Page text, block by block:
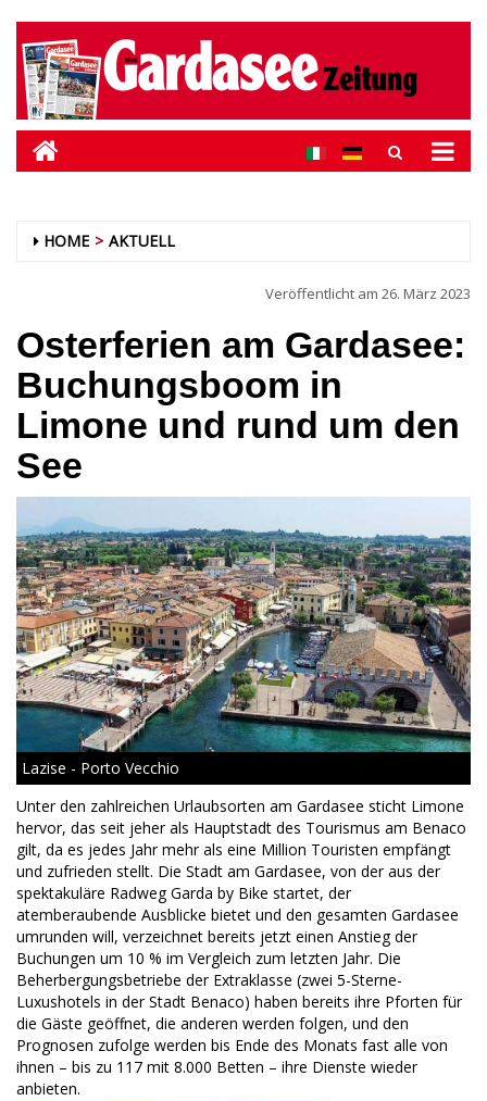
HOME AKTUELL
Veröffentlicht am 26. März 2023
Osterferien am Gardasee:
Buchungsboom in
Limone und rund um den
See
Lazise - Porto Vecchio
Unter den zahlreichen Urlaubsorten am Gardasee sticht Limone
hervor, das seit jeher als Hauptstadt des Tourismus am Benaco
gilt, da es jedes Jahr mehr als eine Million Touristen empfängt
und zufrieden stellt. Die Stadt am Gardasee, von der aus der
spektakuläre Radweg Garda by Bike startet, der
atemberaubende Ausblicke bietet und den gesamten Gardasee
umrunden will, verzeichnet bereits jetzt einen Anstieg der
Buchungen um 10 % im Vergleich zum letzten Jahr. Die
Beherbergungsbetriebe der Extraklasse (zwei 5-Sterne-
Luxushotels in der Stadt Benaco) haben bereits ihre Pforten für
die Gäste geöffnet, die anderen werden folgen, und den
Prognosen zufolge werden bis Ende des Monats fast alle von
ihnen – bis zu 117 mit 8.000 Betten – ihre Dienste wieder
anbieten.